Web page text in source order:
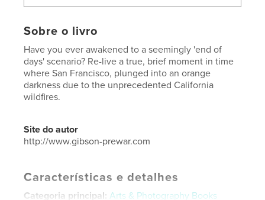
Sobre o livro
Have you ever awakened to a seemingly 'end of
days' scenario? Re-live a true, brief moment in time
where San Francisco, plunged into an orange
darkness due to the unprecedented California
wildfires.
Site do autor
http://www.gibson-prewar.com
Características e detalhes
Categoria principal: Arts & Photography Books